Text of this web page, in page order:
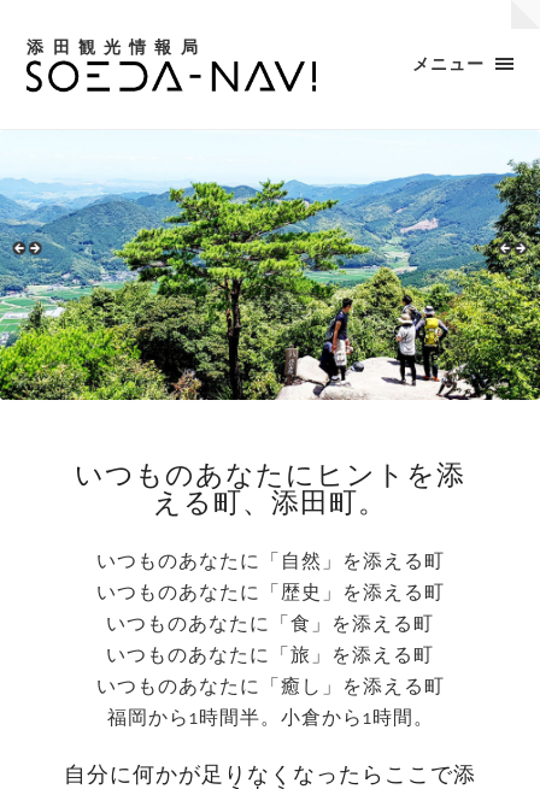
添田観光情報局
メニュー
いつものあなたにヒントを添
える町、添田町。
いつものあなたに「自然」を添える町
いつものあなたに「歴史」を添える町
いつものあなたに「食」を添える町
いつものあなたに「旅」を添える町
いつものあなたに「癒し」を添える町
福岡から1時間半。小倉から1時間。
自分に何かが足りなくなったらここで添